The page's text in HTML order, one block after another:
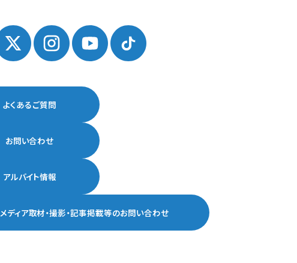
よくあるご質問
お問い合わせ
アルバイト情報
メディア取材・撮影・記事掲載等のお問い合わせ